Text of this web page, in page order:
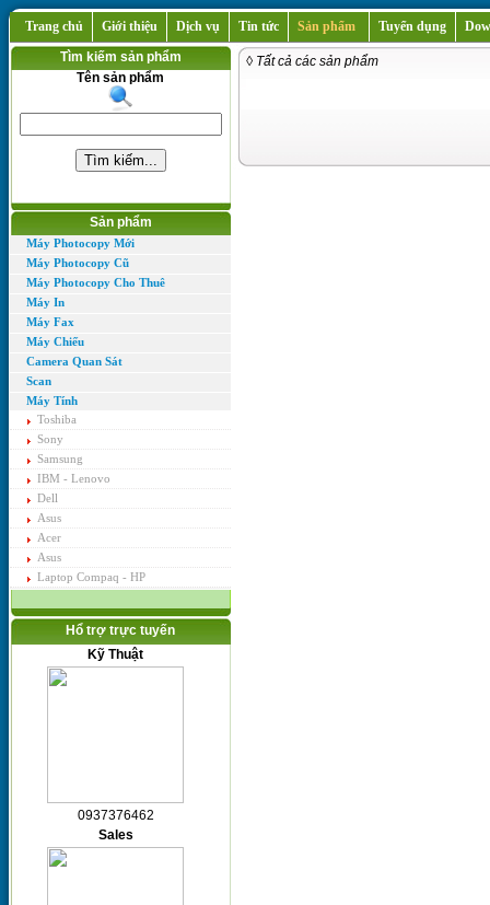
Trang chủ Giới thiệu Dịch vụ Tin tức Sản phẩm Tuyển dụng
Tìm kiếm sản phẩm
Tên sản phẩm
Sản phẩm
Máy Photocopy Mới
Máy Photocopy Cũ
Máy Photocopy Cho Thuê
Máy In
Máy Fax
Máy Chiếu
Camera Quan Sát
Scan
Máy Tính
Toshiba
Sony
Samsung
IBM - Lenovo
Dell
Asus
Acer
Asus
Laptop Compaq - HP
Hổ trợ trực tuyến
Kỹ Thuật
0937376462
Sales
◊ Tất cả các sản phẩm